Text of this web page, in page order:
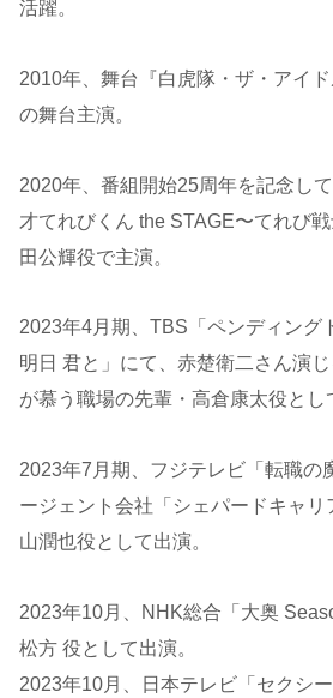
活躍。
2010年、舞台『白虎隊・ザ・アイ
の舞台主演。
2020年、番組開始25周年を記念し
才てれびくん the STAGE〜てれび
田公輝役で主演。
2023年4月期、TBS「ペンディング
明日 君と」にて、赤楚衛二さん演
が慕う職場の先輩・高倉康太役とし
2023年7月期、フジテレビ「転職の
ージェント会社「シェパードキャ
山潤也役として出演。
2023年10月、NHK総合「大奥
松方 役として出演。
2023年10月、日本テレビ「セクシ